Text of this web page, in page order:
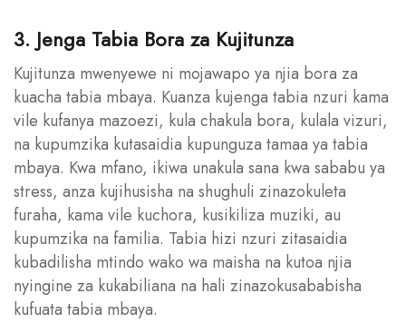
3. Jenga Tabia Bora za Kujitunza
Kujitunza mwenyewe ni mojawapo ya njia bora za
kuacha tabia mbaya. Kuanza kujenga tabia nzuri kama
vile kufanya mazoezi, kula chakula bora, kulala vizuri,
na kupumzika kutasaidia kupunguza tamaa ya tabia
mbaya. Kwa mfano, ikiwa unakula sana kwa sababu ya
stress, anza kujihusisha na shughuli zinazokuleta
furaha, kama vile kuchora, kusikiliza muziki, au
kupumzika na familia. Tabia hizi nzuri zitasaidia
kubadilisha mtindo wako wa maisha na kutoa njia
nyingine za kukabiliana na hali zinazokusababisha
kufuata tabia mbaya.